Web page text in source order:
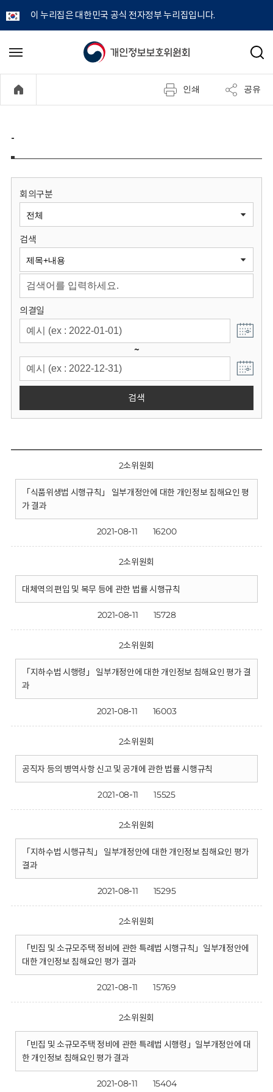
이 누리집은 대한민국 공식 전자정부 누리집입니다.
개
정
보
원
회
메
기
검
인쇄 공유
-
회의구분
검색
의결일
~
검색
2소위원회
「식품위생법 시행규칙」 일부개정안에 대한 개인정보 침해요인 평
가 결과
2021-08-11 16200
2소위원회
대체역의 편입 및 복무 등에 관한 법률 시행규칙
2021-08-11 15728
2소위원회
「지하수법 시행령」 일부개정안에 대한 개인정보 침해요인 평가 결
과
2021-08-11 16003
2소위원회
공직자 등의 병역사항 신고 및 공개에 관한 법률 시행규칙
2021-08-11 15525
2소위원회
「지하수법 시행규칙」 일부개정안에 대한 개인정보 침해요인 평가
결과
2021-08-11 15295
2소위원회
「빈집 및 소규모주택 정비에 관한 특례법 시행규칙」일부개정안에
대한 개인정보 침해요인 평가 결과
2021-08-11 15769
2소위원회
「빈집 및 소규모주택 정비에 관한 특례법 시행령」일부개정안에 대
한 개인정보 침해요인 평가 결과
2021-08-11 15404